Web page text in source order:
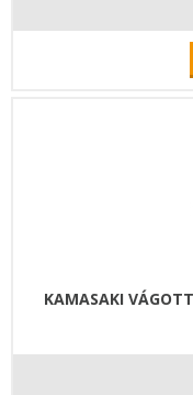
KAMASAKI